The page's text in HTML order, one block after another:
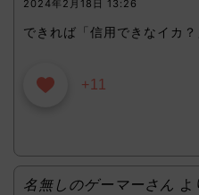
2024年2月18日 13:26
できれば「信用できなイカ
+11
名無しのゲーマーさん よ